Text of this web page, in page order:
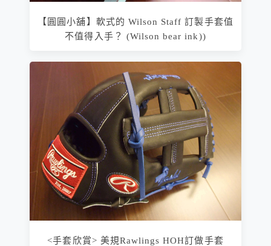
【圓圓小舖】軟式的 Wilson Staff 訂製手套值
不值得入手？ (Wilson bear ink))
<手套欣賞> 美規Rawlings HOH訂做手套